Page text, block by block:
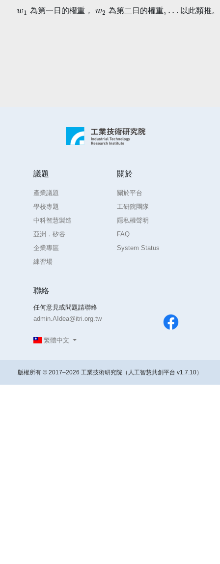
為 第 日 的 權重， 為第二 日 的 權重 以此 類 推 。
w 為第 一日的權 ， w2為第二日的 重,...以
此類 推。w1:0.11， w2:0.11，w3: 0.14，
w4:0.14，w5: 0.16 ，w6:0.16，w 0.18
議題
產業議題
學校專題
中科智慧製造
亞洲．矽谷
企業專區
練習場
關於
關於平台
工研院團隊
隱私權聲明
FAQ
System Status
聯絡
任何意見或問題請聯絡
admin.AIdea@itri.org.tw
繁體中文
版權所有 © 2017–2026 工業技術研究院（人工智慧共創平台 v1.7.10）